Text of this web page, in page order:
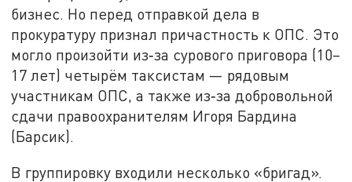
бизнес. Но перед отправкой дела в
прокуратуру признал причастность к ОПС. Это
могло произойти из‑за сурового приговора (10–
17 лет) четырём таксистам — рядовым
участникам ОПС, а также из‑за добровольной
сдачи правоохранителям Игоря Бардина
(Барсик).
В группировку входили несколько «бригад».